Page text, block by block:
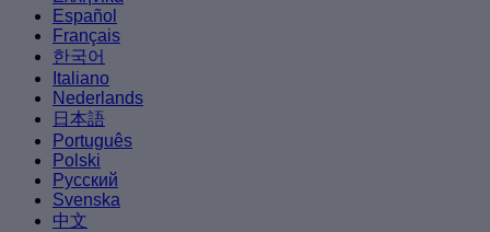
Español
Français
한국어
Italiano
Nederlands
日本語
Português
Polski
Русский
Svenska
中文